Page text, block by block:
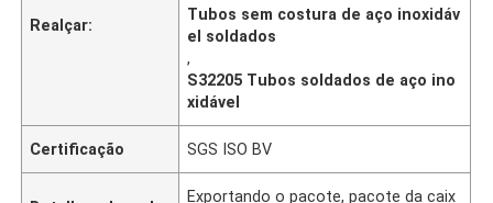
Realçar:
Tubos sem costura de aço inoxidáv
el soldados
,
S32205 Tubos soldados de aço ino
xidável
Certificação SGS ISO BV
Exportando o pacote, pacote da caix